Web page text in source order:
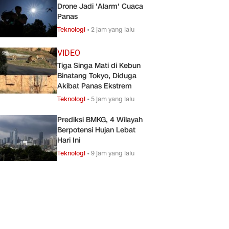
Drone Jadi 'Alarm' Cuaca
Panas
Teknologi •2 jam yang lalu
VIDEO
Tiga Singa Mati di Kebun
Binatang Tokyo, Diduga
Akibat Panas Ekstrem
Teknologi • 5 jam yang lalu
Prediksi BMKG, 4 Wilayah
Berpotensi Hujan Lebat
Hari Ini
Teknologi •9 jam yang lalu